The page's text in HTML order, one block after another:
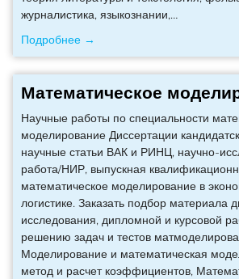
журналистика, языкознании,…
Подробнее →
Математическое
Научные работы по специальности
моделирование Диссертации
научные статьи ВАК и РИНЦ, научно-
работа/НИР, выпускная
математическое моделирование в
логистике. Заказать подбор материала
исследования, дипломной и курсовой
решению задач и тестов
Моделирование и математическая
метод и расчет коэффициентов,